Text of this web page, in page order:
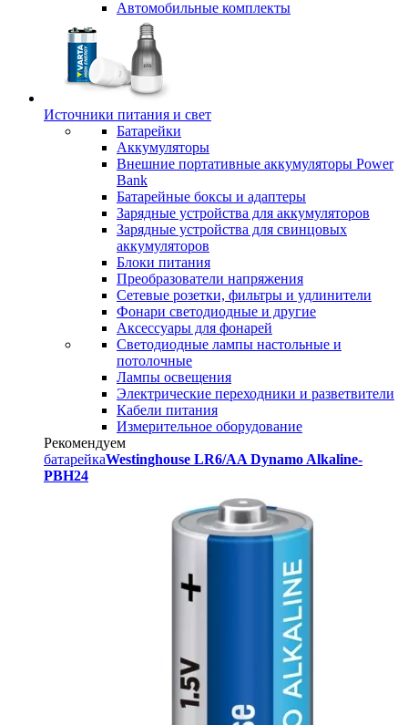
Автомобильные комплекты
Источники питания и свет
Батарейки
Аккумуляторы
Внешние портативные аккумуляторы Power
Bank
Батарейные боксы и адаптеры
Зарядные устройства для аккумуляторов
Зарядные устройства для свинцовых
аккумуляторов
Блоки питания
Преобразователи напряжения
Сетевые розетки, фильтры и удлинители
Фонари светодиодные и другие
Аксессуары для фонарей
Светодиодные лампы настольные и
потолочные
Лампы освещения
Электрические переходники и разветвители
Кабели питания
Измерительное оборудование
Рекомендуем
батарейкаWestinghouse LR6/AA Dynamo Alkaline-
PBH24